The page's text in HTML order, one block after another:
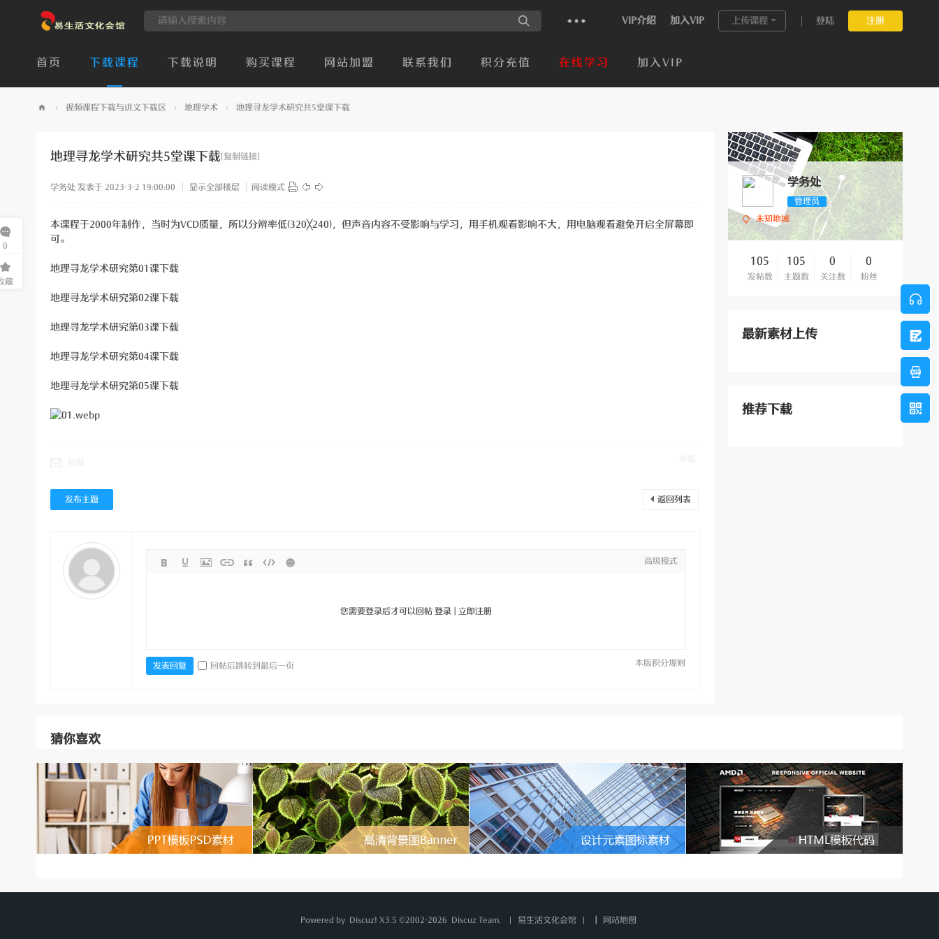
VIP介绍 加入VIP 上传课程 登陆 注册
首页 下载课程 下载说明 购买课程 网站加盟 联系我们 积分充值 在线学习 加入VIP
› 视频课程下载与讲义下载区 › 地理学术 › 地理寻龙学术研究共5堂课下载
0
藏
学务处
管理员
未知地域
105
发帖数
105
主题数
0
关注数
0
粉丝
最新素材上传
推荐下载
地理寻龙学术研究共5堂课下载[复制链接]
学务处 发表于 2023-3-2 19:00:00 显示全部楼层 阅读模式
本课程于2000年制作，当时为VCD质量，所以分辨率低(320╳240)，但声音内容不受影响与学习，用手机观看影响不大，用电脑观看避免开启全屏幕即
可。
地理寻龙学术研究第01课下载
地理寻龙学术研究第02课下载
地理寻龙学术研究第03课下载
地理寻龙学术研究第04课下载
地理寻龙学术研究第05课下载
发布主题 返回列表
高级模式
您需要登录后才可以回帖 登录| 立即注册
本版积分规则
发表回复 回帖后跳转到最后一页
猜你喜欢
Powered by Discuz! X3.5 ©2002-2026 Discuz Team. 易生活文化会馆 网站地图